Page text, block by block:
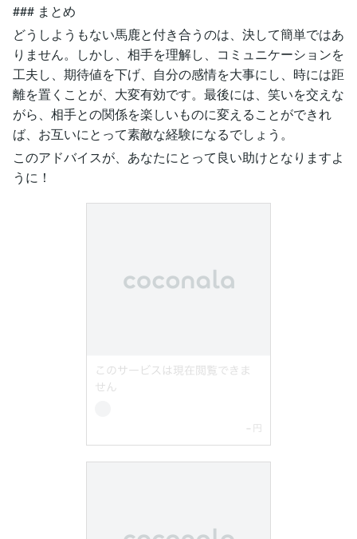
### まとめ
どうしようもない馬鹿と付き合うのは、決して簡単ではあ
りません。しかし、相手を理解し、コミュニケーションを
工夫し、期待値を下げ、自分の感情を大事にし、時には距
離を置くことが、大変有効です。最後には、笑いを交えな
がら、相手との関係を楽しいものに変えることができれ
ば、お互いにとって素敵な経験になるでしょう。
このアドバイスが、あなたにとって良い助けとなりますよ
うに！